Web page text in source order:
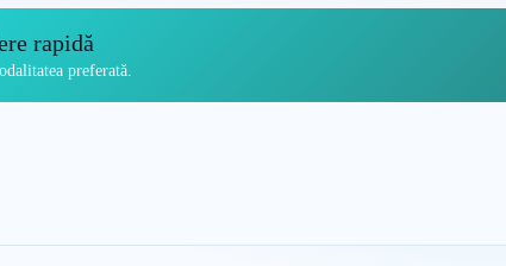
rapidă
preferată.